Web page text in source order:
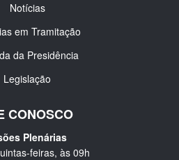
Notícias
em Tramitação
da Presidência
Legislação
CONOSCO
Plenárias
feiras, às 09h